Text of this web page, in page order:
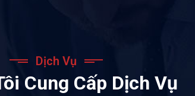
Dịch Vụ
Cung Cấp Dịch Vụ